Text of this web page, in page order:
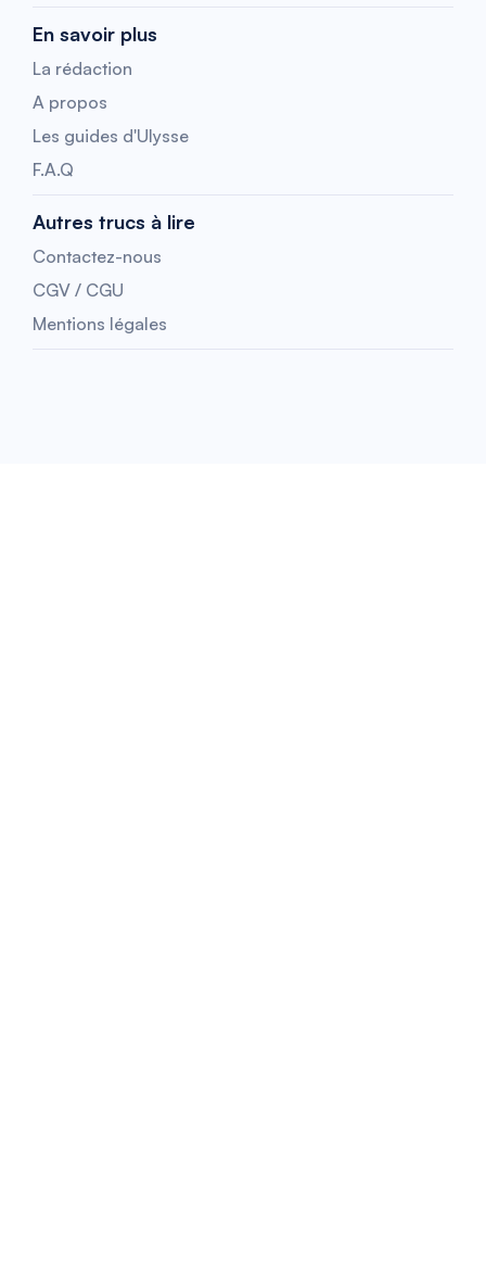
En savoir plus
La rédaction
A propos
Les guides d'Ulysse
F.A.Q
Autres trucs à lire
Contactez-nous
CGV / CGU
Mentions légales